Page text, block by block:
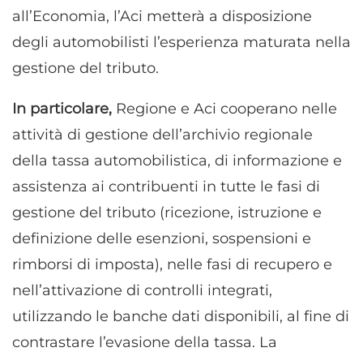
all’Economia, l’Aci metterà a disposizione
degli automobilisti l’esperienza maturata nella
gestione del tributo.
In particolare, Regione e Aci cooperano nelle
attività di gestione dell’archivio regionale
della tassa automobilistica, di informazione e
assistenza ai contribuenti in tutte le fasi di
gestione del tributo (ricezione, istruzione e
definizione delle esenzioni, sospensioni e
rimborsi di imposta), nelle fasi di recupero e
nell’attivazione di controlli integrati,
utilizzando le banche dati disponibili, al fine di
contrastare l’evasione della tassa. La